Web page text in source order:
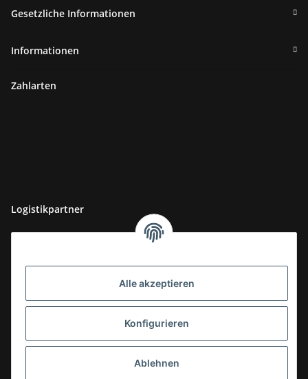
Alle akzeptieren
Konfigurieren
Ablehnen
Gesetzliche Informationen
Informationen
Zahlarten
Logistikpartner